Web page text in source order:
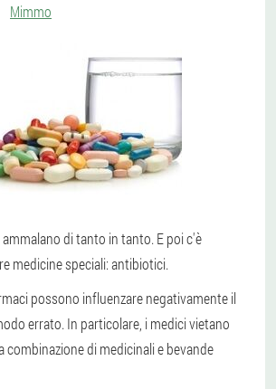
Mimmo
di tanto in tanto. E poi c'è
medicine speciali: antibiotici.
possono influenzare negativamente il
errato. In particolare, i medici vietano
combinazione di medicinali e bevande